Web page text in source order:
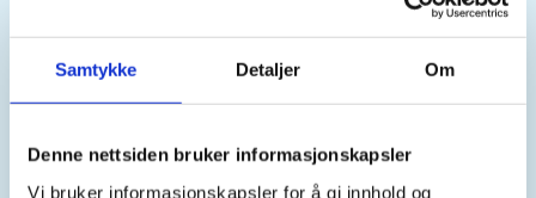
Samtykke Detaljer Om
Denne nettsiden bruker informasjonskapsler
Vi bruker informasjonskapsler for å gi innhold og
Kl. 17.00 - 20.00